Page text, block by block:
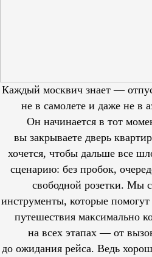
Каждый москвич знает —
не в самолете и даже не в
Он начинается в тот
вы закрываете дверь
хочется, чтобы дальше все
сценарию: без пробок,
свободной розетки. Мы
инструменты, которые помогут
путешествия максимально
на всех этапах — от
до ожидания рейса. Ведь